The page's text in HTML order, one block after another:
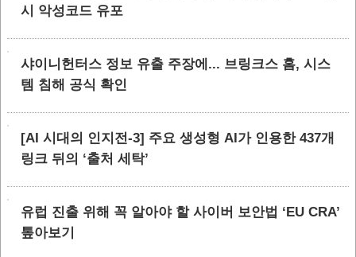
시 악성코드 유포
샤이니헌터스 정보 유출 주장에... 브링크스 홈, 시스
템 침해 공식 확인
[AI 시대의 인지전-3] 주요 생성형 AI가 인용한 437개
링크 뒤의 ‘출처 세탁’
유럽 진출 위해 꼭 알아야 할 사이버 보안법 ‘EU CRA’
톺아보기